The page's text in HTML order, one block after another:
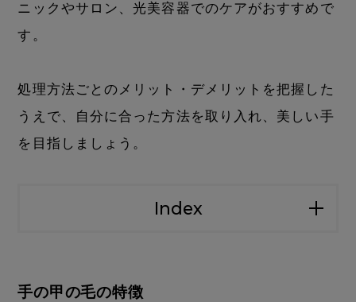
ニックやサロン、光美容器でのケアがおすすめで
す。
処理方法ごとのメリット・デメリットを把握した
うえで、自分に合った方法を取り入れ、美しい手
を目指しましょう。
Index
手の甲の毛の特徴